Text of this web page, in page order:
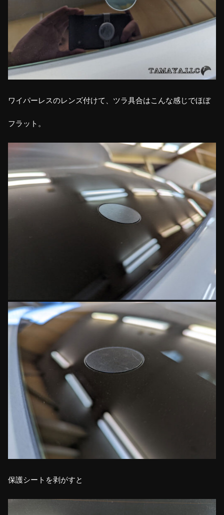
ワイパーレスのレンズ付けて、ツラ具合はこんな感じでほぼ
フラット。
保護シートを剥がすと